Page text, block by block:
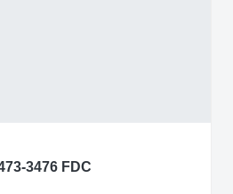
3476 FDC